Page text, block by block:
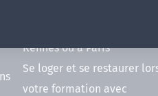
Rennes ou à Paris
Se loger et se restaurer
votre formation avec